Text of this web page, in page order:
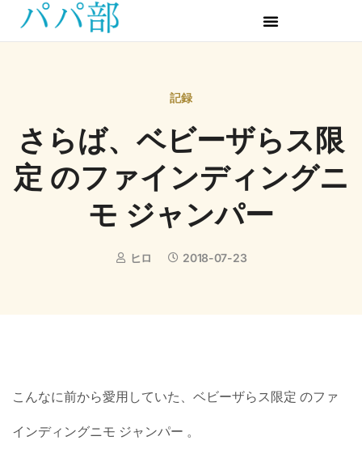
記録
さらば、ベビーザらス限
定 のファインディングニ
モ ジャンパー
ヒロ 2018-07-23
こんなに前から愛用していた、ベビーザらス限定 のファ
インディングニモ ジャンパー 。